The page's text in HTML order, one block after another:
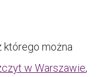
którego można
w Warszawie,